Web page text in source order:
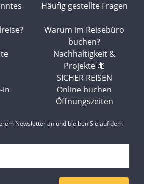
Häufig gestellte Fragen
Warum im Reisebüro
buchen?
Nachhaltigkeit &
Projekte 🦎
SICHER REISEN
in
Online buchen
Öffnungszeiten
Newsletter an und bleiben Sie auf dem